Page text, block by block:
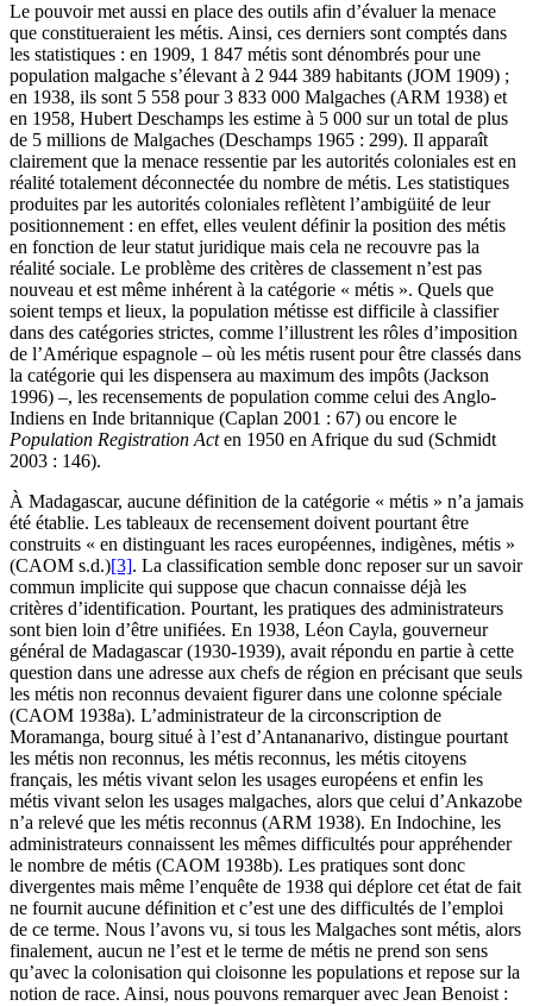
Le pouvoir met aussi en place des outils afin d’évaluer la menace
que constitueraient les métis. Ainsi, ces derniers sont comptés dans
les statistiques : en 1909, 1 847 métis sont dénombrés pour une
population malgache s’élevant à 2 944 389 habitants (JOM 1909) ;
en 1938, ils sont 5 558 pour 3 833 000 Malgaches (ARM 1938) et
en 1958, Hubert Deschamps les estime à 5 000 sur un total de plus
de 5 millions de Malgaches (Deschamps 1965 : 299). Il apparaît
clairement que la menace ressentie par les autorités coloniales est en
réalité totalement déconnectée du nombre de métis. Les statistiques
produites par les autorités coloniales reflètent l’ambigüité de leur
positionnement : en effet, elles veulent définir la position des métis
en fonction de leur statut juridique mais cela ne recouvre pas la
réalité sociale. Le problème des critères de classement n’est pas
nouveau et est même inhérent à la catégorie « métis ». Quels que
soient temps et lieux, la population métisse est difficile à classifier
dans des catégories strictes, comme l’illustrent les rôles d’imposition
de l’Amérique espagnole – où les métis rusent pour être classés dans
la catégorie qui les dispensera au maximum des impôts (Jackson
1996) –, les recensements de population comme celui des Anglo-
Indiens en Inde britannique (Caplan 2001 : 67) ou encore le
Population Registration Acten 1950 en Afrique du sud (Schmidt
2003 : 146).
À Madagascar, aucune définition de la catégorie « métis » n’a jamais
été établie. Les tableaux de recensement doivent pourtant être
construits « en distinguant les races européennes, indigènes, métis »
(CAOM s.d.)[3]. La classification semble donc reposer sur un savoir
commun implicite qui suppose que chacun connaisse déjà les
critères d’identification. Pourtant, les pratiques des administrateurs
sont bien loin d’être unifiées. En 1938, Léon Cayla, gouverneur
général de Madagascar (1930-1939), avait répondu en partie à cette
question dans une adresse aux chefs de région en précisant que seuls
les métis non reconnus devaient figurer dans une colonne spéciale
(CAOM 1938a). L’administrateur de la circonscription de
Moramanga, bourg situé à l’est d’Antananarivo, distingue pourtant
les métis non reconnus, les métis reconnus, les métis citoyens
français, les métis vivant selon les usages européens et enfin les
métis vivant selon les usages malgaches, alors que celui d’Ankazobe
n’a relevé que les métis reconnus (ARM 1938). En Indochine, les
administrateurs connaissent les mêmes difficultés pour appréhender
le nombre de métis (CAOM 1938b). Les pratiques sont donc
divergentes mais même l’enquête de 1938 qui déplore cet état de fait
ne fournit aucune définition et c’est une des difficultés de l’emploi
de ce terme. Nous l’avons vu, si tous les Malgaches sont métis, alors
finalement, aucun ne l’est et le terme de métis ne prend son sens
qu’avec la colonisation qui cloisonne les populations et repose sur la
notion de race. Ainsi, nous pouvons remarquer avec Jean Benoist :